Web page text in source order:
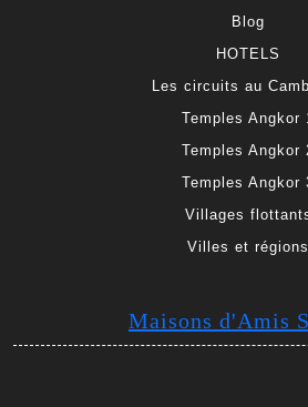
Blog
HOTELS
Les circuits au
Temples Angkor
Temples Angkor
Temples Angkor
Villages
Villes et régions
Maisons d'Amis